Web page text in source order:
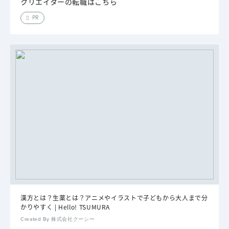
PR
漢方とは？生薬とは？アニメやイラストで子どもから大人まで分
かりやすく | Hello! TSUMURA
Created By 株式会社クーシー